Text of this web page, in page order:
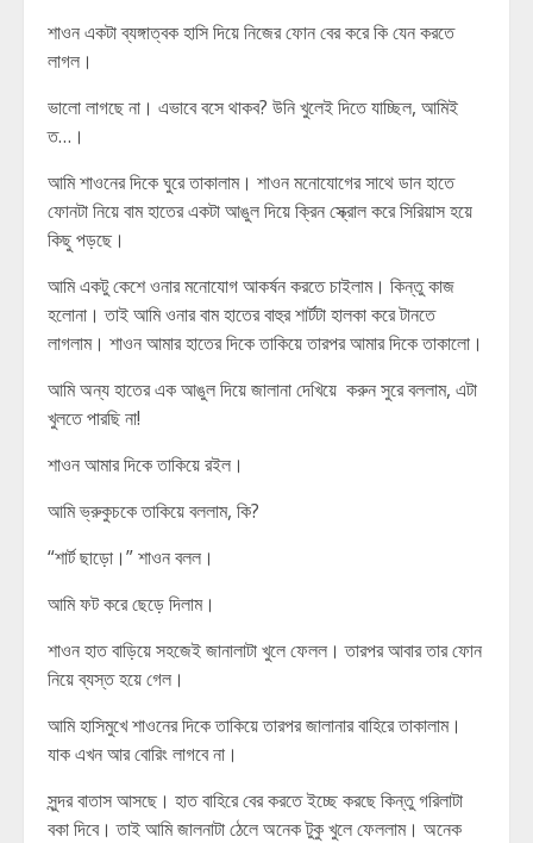
শাওন একটা ব্যঙ্গাত্বক হাসি দিয়ে নিজের ফোন বের করে কি যেন করতে
লাগল।
ভালো লাগছে না। এভাবে বসে থাকব? উনি খুলেই দিতে যাচ্ছিল, আমিই
ত…।
আমি শাওনের দিকে ঘুরে তাকালাম। শাওন মনোযোগের সাথে ডান হাতে
ফোনটা নিয়ে বাম হাতের একটা আঙুল দিয়ে ক্রিন স্ক্রোল করে সিরিয়াস হয়ে
কিছু পড়ছে।
আমি একটু কেশে ওনার মনোযোগ আকর্ষন করতে চাইলাম। কিন্তু কাজ
হলোনা। তাই আমি ওনার বাম হাতের বাহুর শার্টটা হালকা করে টানতে
লাগলাম। শাওন আমার হাতের দিকে তাকিয়ে তারপর আমার দিকে তাকালো।
আমি অন্য হাতের এক আঙুল দিয়ে জালানা দেখিয়ে করুন সুরে বললাম, এটা
খুলতে পারছি না!
শাওন আমার দিকে তাকিয়ে রইল।
আমি ভ্রুকুচকে তাকিয়ে বললাম, কি?
“শার্ট ছাড়ো।” শাওন বলল।
আমি ফট করে ছেড়ে দিলাম।
শাওন হাত বাড়িয়ে সহজেই জানালাটা খুলে ফেলল। তারপর আবার তার ফোন
নিয়ে ব্যস্ত হয়ে গেল।
আমি হাসিমুখে শাওনের দিকে তাকিয়ে তারপর জালানার বাহিরে তাকালাম।
যাক এখন আর বোরিং লাগবে না।
সুন্দর বাতাস আসছে। হাত বাহিরে বের করতে ইচ্ছে করছে কিন্তু গরিলাটা
বকা দিবে। তাই আমি জালনাটা ঠেলে অনেক টুকু খুলে ফেললাম। অনেক